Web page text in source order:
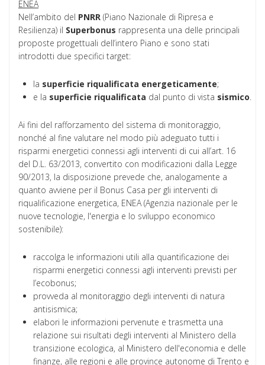
ENEA
Nell’ambito del PNRR (Piano Nazionale di Ripresa e
Resilienza) il Superbonus rappresenta una delle principali
proposte progettuali dell’intero Piano e sono stati
introdotti due specifici target:
la superficie riqualificata energeticamente;
e la superficie riqualificata dal punto di vista sismico.
Ai fini del rafforzamento del sistema di monitoraggio,
nonché al fine valutare nel modo più adeguato tutti i
risparmi energetici connessi agli interventi di cui all’art. 16
del D.L. 63/2013, convertito con modificazioni dalla Legge
90/2013, la disposizione prevede che, analogamente a
quanto avviene per il Bonus Casa per gli interventi di
riqualificazione energetica, ENEA (Agenzia nazionale per le
nuove tecnologie, l'energia e lo sviluppo economico
sostenibile):
raccolga le informazioni utili alla quantificazione dei
risparmi energetici connessi agli interventi previsti per
l’ecobonus;
provveda al monitoraggio degli interventi di natura
antisismica;
elabori le informazioni pervenute e trasmetta una
relazione sui risultati degli interventi al Ministero della
transizione ecologica, al Ministero dell'economia e delle
finanze, alle regioni e alle province autonome di Trento e